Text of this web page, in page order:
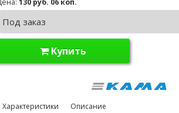
130 руб. 06 коп.
Под заказ
Купить
Характеристики Описание